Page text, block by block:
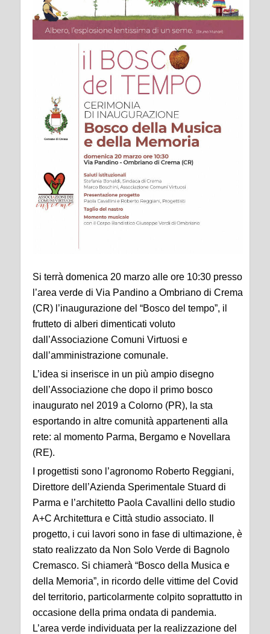
Si terrà domenica 20 marzo alle ore 10:30 presso
l’area verde di Via Pandino a Ombriano di Crema
(CR) l’inaugurazione del “Bosco del tempo”, il
frutteto di alberi dimenticati voluto
dall’Associazione Comuni Virtuosi e
dall’amministrazione comunale.
L’idea si inserisce in un più ampio disegno
dell’Associazione che dopo il primo bosco
inaugurato nel 2019 a Colorno (PR), la sta
esportando in altre comunità appartenenti alla
rete: al momento Parma, Bergamo e Novellara
(RE).
I progettisti sono l’agronomo Roberto Reggiani,
Direttore dell’Azienda Sperimentale Stuard di
Parma e l’architetto Paola Cavallini dello studio
A+C Architettura e Città studio associato. Il
progetto, i cui lavori sono in fase di ultimazione, è
stato realizzato da Non Solo Verde di Bagnolo
Cremasco. Si chiamerà “Bosco della Musica e
della Memoria”, in ricordo delle vittime del Covid
del territorio, particolarmente colpito soprattutto in
occasione della prima ondata di pandemia.
L’area verde individuata per la realizzazione del